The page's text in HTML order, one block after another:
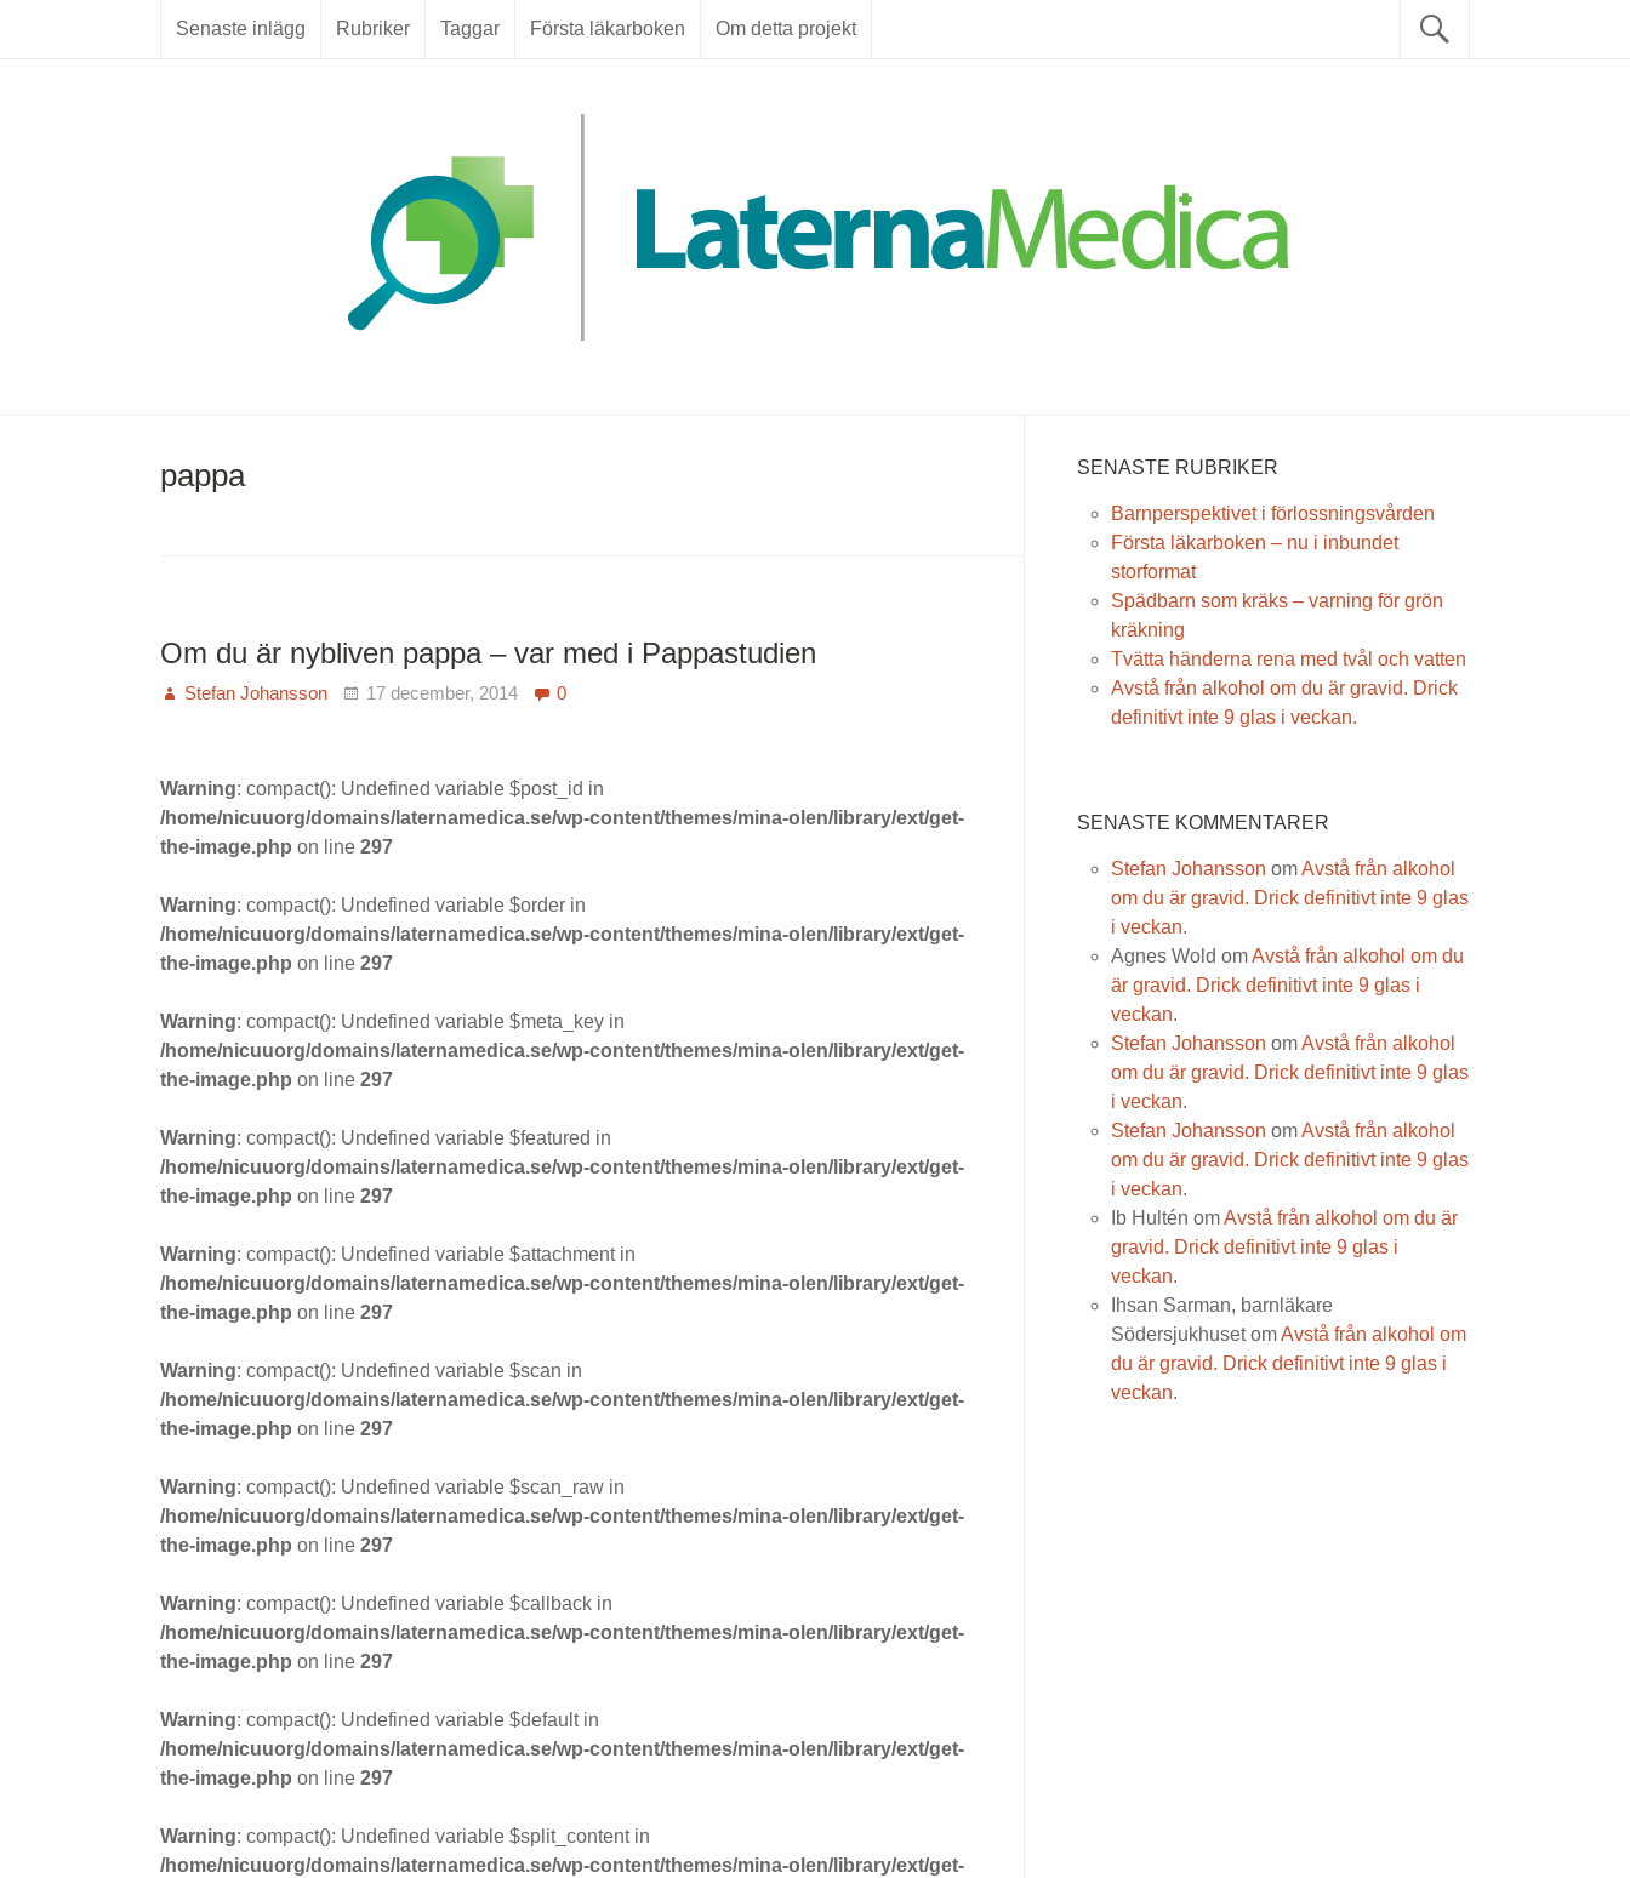
Senaste inlägg Rubriker Taggar Första läkarboken Om detta projekt Sök
Sök
pappa
Om du är nybliven pappa – var med i Pappastudien
Stefan Johansson 17 december, 2014 0
Warning: compact(): Undefined variable $post_id in
/home/nicuuorg/domains/laternamedica.se/wp-content/themes/mina-olen/library/ext/get-
the-image.php on line 297
Warning: compact(): Undefined variable $order in
/home/nicuuorg/domains/laternamedica.se/wp-content/themes/mina-olen/library/ext/get-
the-image.php on line 297
Warning: compact(): Undefined variable $meta_key in
/home/nicuuorg/domains/laternamedica.se/wp-content/themes/mina-olen/library/ext/get-
the-image.php on line 297
Warning: compact(): Undefined variable $featured in
/home/nicuuorg/domains/laternamedica.se/wp-content/themes/mina-olen/library/ext/get-
the-image.php on line 297
Warning: compact(): Undefined variable $attachment in
/home/nicuuorg/domains/laternamedica.se/wp-content/themes/mina-olen/library/ext/get-
the-image.php on line 297
Warning: compact(): Undefined variable $scan in
/home/nicuuorg/domains/laternamedica.se/wp-content/themes/mina-olen/library/ext/get-
the-image.php on line 297
Warning: compact(): Undefined variable $scan_raw in
/home/nicuuorg/domains/laternamedica.se/wp-content/themes/mina-olen/library/ext/get-
the-image.php on line 297
Warning: compact(): Undefined variable $callback in
/home/nicuuorg/domains/laternamedica.se/wp-content/themes/mina-olen/library/ext/get-
the-image.php on line 297
Warning: compact(): Undefined variable $default in
/home/nicuuorg/domains/laternamedica.se/wp-content/themes/mina-olen/library/ext/get-
the-image.php on line 297
Warning: compact(): Undefined variable $split_content in
/home/nicuuorg/domains/laternamedica.se/wp-content/themes/mina-olen/library/ext/get-
SENASTE RUBRIKER
Barnperspektivet i förlossningsvården
Första läkarboken – nu i inbundet
storformat
Spädbarn som kräks – varning för grön
kräkning
Tvätta händerna rena med tvål och vatten
Avstå från alkohol om du är gravid. Drick
definitivt inte 9 glas i veckan.
SENASTE KOMMENTARER
Stefan Johansson omAvstå från alkohol
om du är gravid. Drick definitivt inte 9 glas
i veckan.
Agnes Wold omAvstå från alkohol om du
är gravid. Drick definitivt inte 9 glas i
veckan.
Stefan Johansson omAvstå från alkohol
om du är gravid. Drick definitivt inte 9 glas
i veckan.
Stefan Johansson omAvstå från alkohol
om du är gravid. Drick definitivt inte 9 glas
i veckan.
Ib Hultén omAvstå från alkohol om du är
gravid. Drick definitivt inte 9 glas i
veckan.
Ihsan Sarman, barnläkare
SödersjukhusetomAvstå från alkohol om
du är gravid. Drick definitivt inte 9 glas i
veckan.